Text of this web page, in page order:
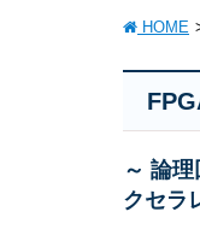
HOME
～ 論
クセラ